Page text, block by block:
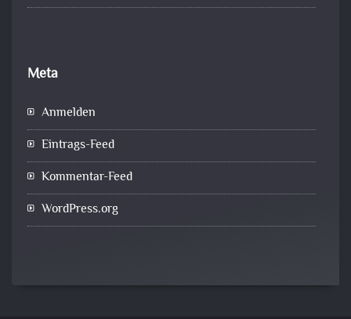
Meta
Anmelden
Eintrags-Feed
Kommentar-Feed
WordPress.org